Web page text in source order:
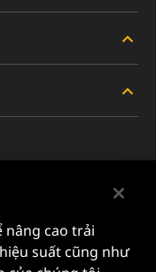
nâng cao trải
suất cũng như